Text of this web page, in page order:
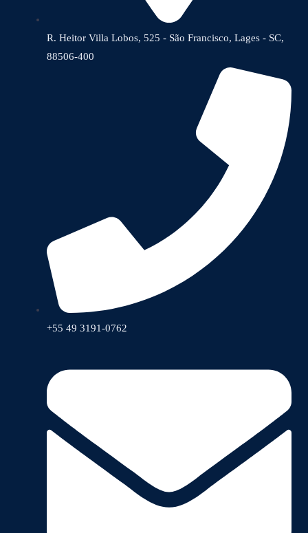
R. Heitor Villa Lobos, 525 - São Francisco, Lages - SC,
88506-400
+55 49 3191-0762